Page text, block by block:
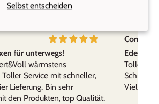
Selbst entscheiden
leicht zu reinigen, bruchsicher. Daher
für unterwegs!
wärmstens
Service mit schneller,
Lieferung. Bin sehr
den Produkten, top Qualität.
Cornelia,
Tolle
Schnelle
Vielen